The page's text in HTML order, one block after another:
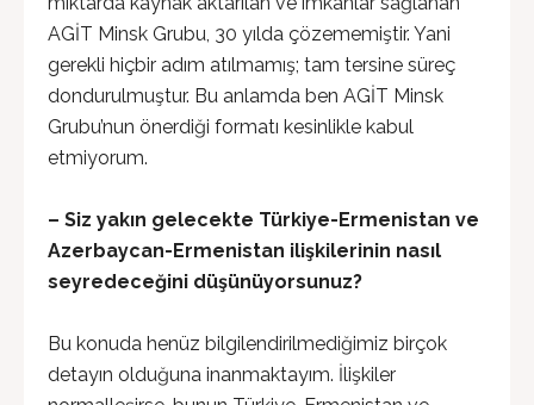
AGİT Minsk Grubu, 30 yılda çözememiştir. Yani
gerekli hiçbir adım atılmamış; tam tersine süreç
dondurulmuştur. Bu anlamda ben AGİT Minsk
Grubu’nun önerdiği formatı kesinlikle kabul
etmiyorum.
– Siz yakın gelecekte Türkiye-Ermenistan ve
Azerbaycan-Ermenistan ilişkilerinin nasıl
seyredeceğini düşünüyorsunuz?
Bu konuda henüz bilgilendirilmediğimiz birçok
detayın olduğuna inanmaktayım. İlişkiler